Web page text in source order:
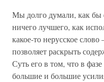
Мы долго думали, как бы
ничего лучшего, как
какое-то нерусское
позволяет раскрыть
Суть его в том, что в
большие и большие